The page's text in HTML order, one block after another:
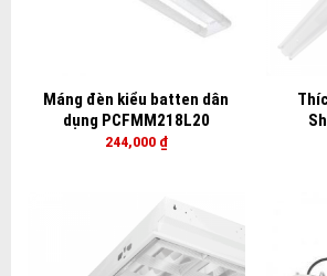
Máng đèn kiểu batten dân
dụng PCFMM218L20
244,000 ₫